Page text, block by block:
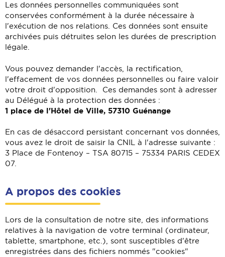
Les données personnelles communiquées sont
conservées conformément à la durée nécessaire à
l'exécution de nos relations. Ces données sont ensuite
archivées puis détruites selon les durées de prescription
légale.
Vous pouvez demander l'accès, la rectification,
l'effacement de vos données personnelles ou faire valoir
votre droit d'opposition. Ces demandes sont à adresser
au Délégué à la protection des données :
1 place de l'Hôtel de Ville, 57310 Guénange
En cas de désaccord persistant concernant vos données,
vous avez le droit de saisir la CNIL à l'adresse suivante :
3 Place de Fontenoy – TSA 80715 – 75334 PARIS CEDEX
07.
A propos des cookies
Lors de la consultation de notre site, des informations
relatives à la navigation de votre terminal (ordinateur,
tablette, smartphone, etc.), sont susceptibles d'être
enregistrées dans des fichiers nommés "cookies"